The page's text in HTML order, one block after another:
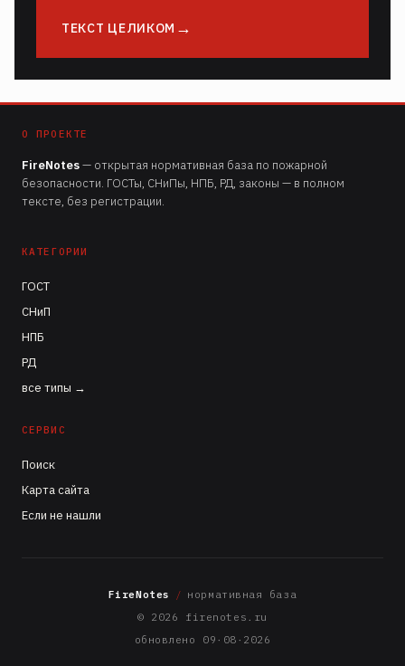
ТЕКСТ ЦЕЛИКОМ
О ПРОЕКТЕ
FireNotes— открытая нормативная база по пожарной
безопасности. ГОСТы, СНиПы, НПБ, РД, законы — в полном
тексте, без регистрации.
КАТЕГОРИИ
ГОСТ
СНиП
НПБ
РД
все типы →
СЕРВИС
Поиск
Карта сайта
Если не нашли
FireNotes / нормативная база
© 2026 firenotes.ru
обновлено 09·08·2026